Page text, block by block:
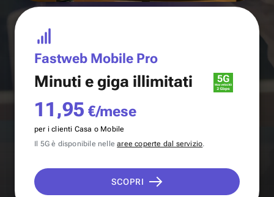
Fastweb Mobile Pro
Minuti e giga illimitati
11,95 €/mese
per i clienti Casa o Mobile
Il 5G è disponibile nellearee coperte dal servizio.
SCOPRI